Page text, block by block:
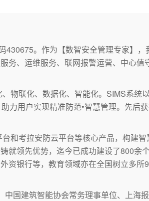
。作为【数智安全管理专家】，
务、运维服务、联网报警运营、中心值
物联化、数据化、智能化。SIMS系统
力用户实现精准防范•智慧管理。先后
和考拉安防云平台等核心产品，构建智
领先优势，迄今已成功建设了800余个
银行等，教育领域亦在全国树立多所
国建筑智能协会常务理事单位、上海